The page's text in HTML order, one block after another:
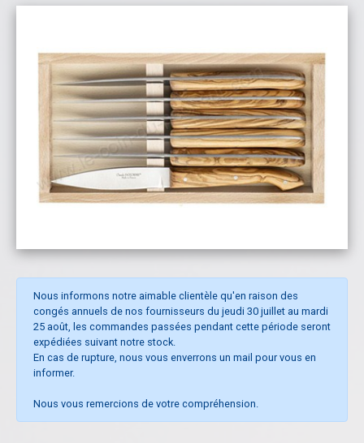
Nous informons notre aimable clientèle qu'en raison des
congés annuels de nos fournisseurs du jeudi 30 juillet au mardi
25 août, les commandes passées pendant cette période seront
expédiées suivant notre stock.
En cas de rupture, nous vous enverrons un mail pour vous en
informer.
Nous vous remercions de votre compréhension.